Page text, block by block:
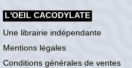
L'OEIL CACODYLATE
Une librairie indépendante
Mentions légales
Conditions générales de ventes